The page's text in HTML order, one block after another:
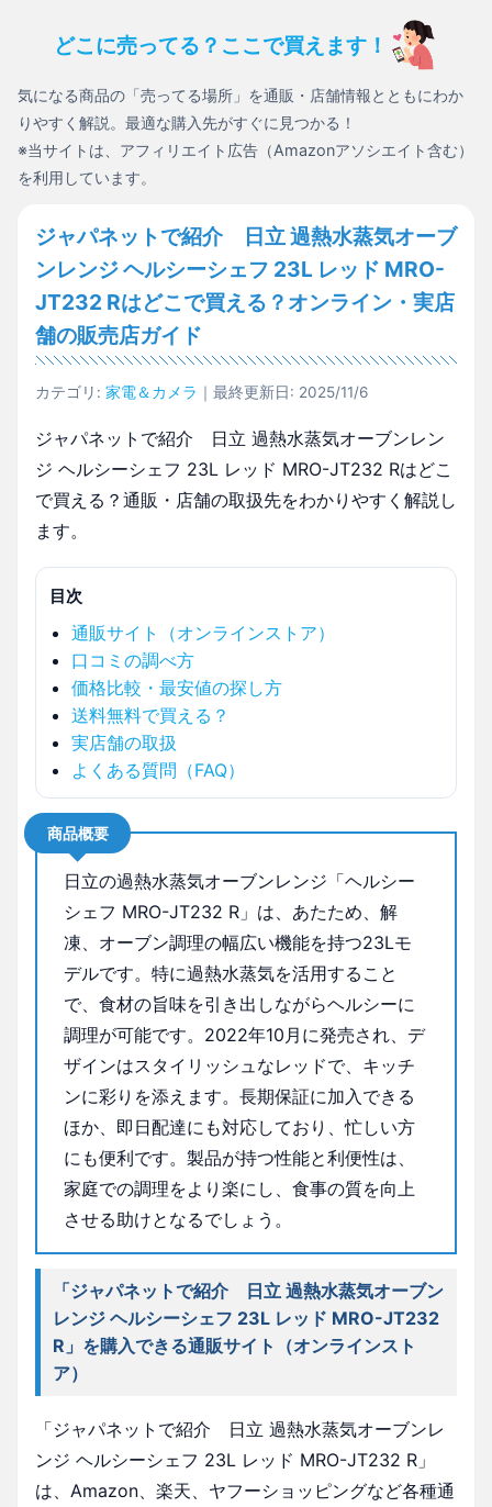
どこに売ってる？ここで買えます！
気になる商品の「売ってる場所」を通販・店舗情報とともにわか
りやすく解説。最適な購入先がすぐに見つかる！
※当サイトは、アフィリエイト広告（Amazonアソシエイト含む）
を利用しています。
ジャパネットで紹介 日立 過熱水蒸気オーブ
ンレンジ ヘルシーシェフ 23L レッド MRO-
JT232 Rはどこで買える？オンライン・実店
舗の販売店ガイド
カテゴリ: 家電＆カメラ ｜最終更新日: 2025/11/6
ジャパネットで紹介 日立 過熱水蒸気オーブンレン
ジ ヘルシーシェフ 23L レッド MRO-JT232 Rはどこ
で買える？通販・店舗の取扱先をわかりやすく解説し
ます。
目次
通販サイト（オンラインストア）
口コミの調べ方
価格比較・最安値の探し方
送料無料で買える？
実店舗の取扱
よくある質問（FAQ）
商品概要
日立の過熱水蒸気オーブンレンジ「ヘルシー
シェフ MRO-JT232 R」は、あたため、解
凍、オーブン調理の幅広い機能を持つ23Lモ
デルです。特に過熱水蒸気を活用すること
で、食材の旨味を引き出しながらヘルシーに
調理が可能です。2022年10月に発売され、デ
ザインはスタイリッシュなレッドで、キッチ
ンに彩りを添えます。長期保証に加入できる
ほか、即日配達にも対応しており、忙しい方
にも便利です。製品が持つ性能と利便性は、
家庭での調理をより楽にし、食事の質を向上
させる助けとなるでしょう。
「ジャパネットで紹介 日立 過熱水蒸気オーブン
レンジ ヘルシーシェフ 23L レッド MRO-JT232
R」を購入できる通販サイト（オンラインスト
ア）
「ジャパネットで紹介 日立 過熱水蒸気オーブンレ
ンジ ヘルシーシェフ 23L レッド MRO-JT232 R」
は、Amazon、楽天、ヤフーショッピングなど各種通